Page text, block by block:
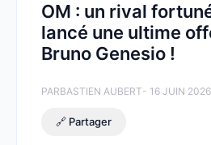
OM : un rival
lancé une ultime
Bruno Genesio !
PARBASTIEN AUBERT- 16 JUIN
🔗 Partager